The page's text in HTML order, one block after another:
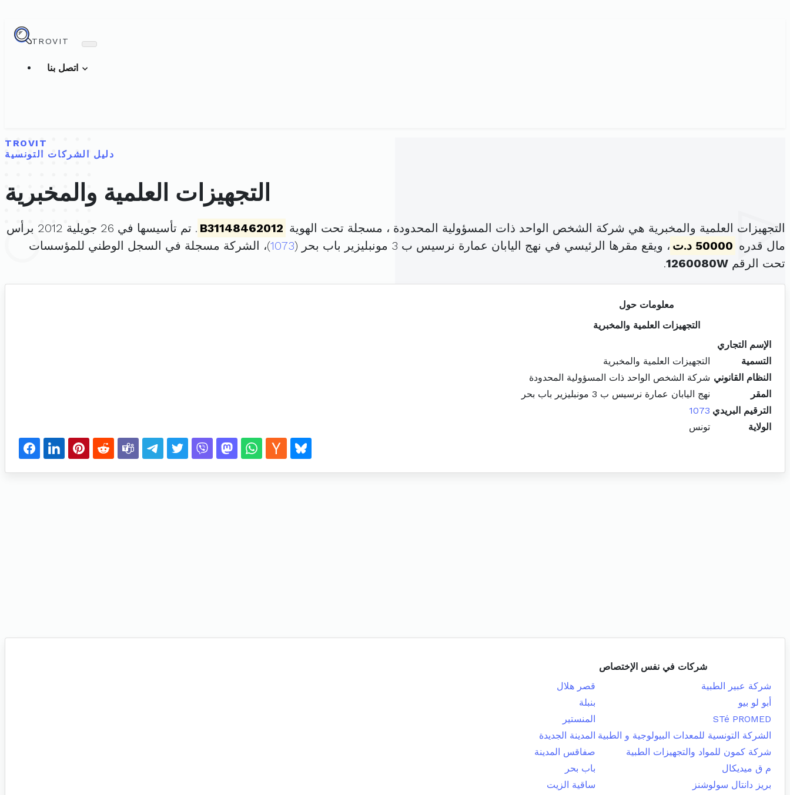
TROVIT
TROVIT
دليل الشركات التونسية
التجهيزات العلمية والمخبرية
التجهيزات العلمية والمخبرية هي شركة الشخص الواحد ذات المسؤولية المحدودة ، مسجلة تحت الهوية B31148462012
. تم تأسيسها في 26 جويلية 2012 برأس
مال قدره 50000 د.ت ، ويقع مقرها الرئيسي في نهج اليابان عمارة نرسيس ب 3 مونبليزير باب بحر ( 1073)، الشركة مسجلة في السجل الوطني للمؤسسات
تحت الرقم 1260080W
.
معلومات حول
التجهيزات العلمية والمخبرية
الإسم التجاري
التسمية
التجهيزات العلمية والمخبرية
النظام القانوني شركة الشخص الواحد ذات المسؤولية المحدودة
المقر
نهج اليابان عمارة نرسيس ب 3 مونبليزير باب بحر
الترقيم البريدي 1073
الولاية
تونس
شركات في نفس الإختصاص
شركة عبير الطبية
قصر هلال
أبو لو بيو
بنبلة
STé PROMED
المنستير
الشركة التونسية للمعدات البيولوجية و الطبية المدينة الجديدة
شركة كمون للمواد والتجهيزات الطبية
صفاقس المدينة
م ق ميديكال
باب بحر
بريز دانتال سولوشنز
ساقية الزيت